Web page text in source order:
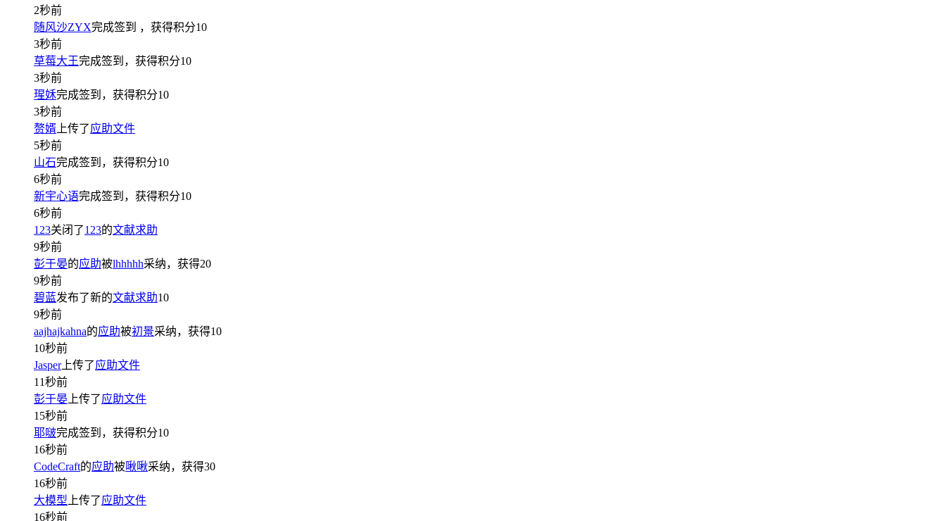
2秒前
随风沙ZYX完成签到 ，获得积分10
3秒前
草莓大王完成签到，获得积分10
3秒前
瑆姀完成签到，获得积分10
3秒前
赘婿 上传了应助文件
5秒前
山石完成签到，获得积分10
6秒前
新宇心语完成签到，获得积分10
6秒前
123关闭了123的文献求助
9秒前
彭于晏的应助被lhhhhh采纳，获得20
9秒前
碧蓝发布了新的文献求助10
9秒前
aajhajkahna的应助被初景采纳，获得10
10秒前
Jasper上传了应助文件
11秒前
彭于晏 上传了应助文件
15秒前
耶啵完成签到，获得积分10
16秒前
CodeCraft的应助被啾啾采纳，获得30
16秒前
大模型 上传了应助文件
16秒前